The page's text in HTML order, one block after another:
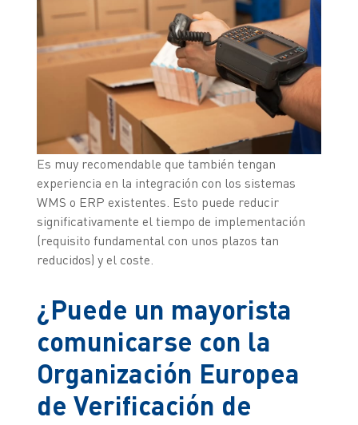
Es muy recomendable que también tengan
experiencia en la integración con los sistemas
WMS o ERP existentes. Esto puede reducir
significativamente el tiempo de implementación
(requisito fundamental con unos plazos tan
reducidos) y el coste.
¿Puede un mayorista
comunicarse con la
Organización Europea
de Verificación de